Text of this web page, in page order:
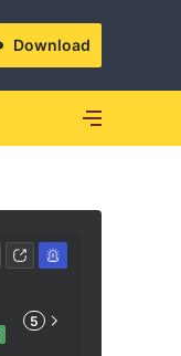
Download
5